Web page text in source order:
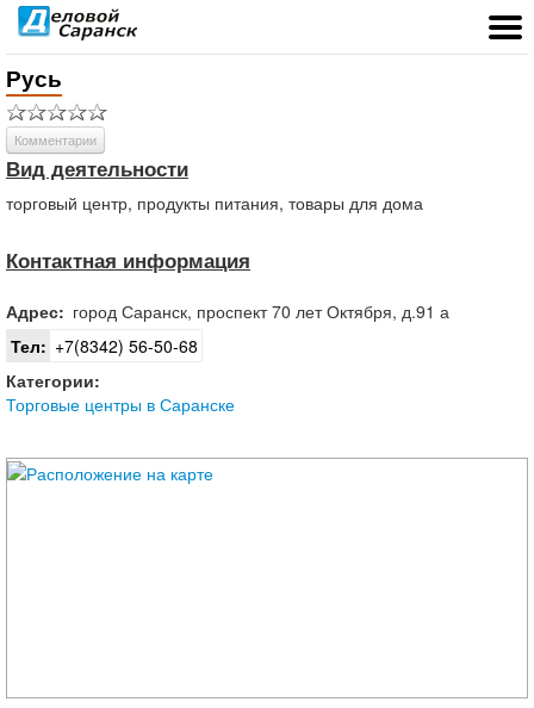
Русь
Комментарии
Вид деятельности
торговый центр, продукты питания, товары для дома
Контактная информация
Адрес: город Саранск, проспект 70 лет Октября, д.91 а
Тел: +7(8342) 56-50-68
Категории:
Торговые центры в Саранске